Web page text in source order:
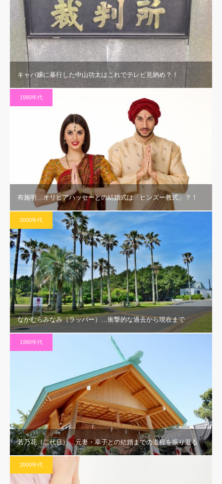
キャバ嬢に暴行した中山功太はこれでテレビ見納め？！
1980年代
布施明…オリビアハッセーとの結婚式は「ヒンズー教式」？！
2000年代
なかむらみなみ（ラッパー）…衝撃的な過去から現在まで
1980年代
若乃花（二代目）…元妻・幸子との結婚までの道程を振り返る
2000年代